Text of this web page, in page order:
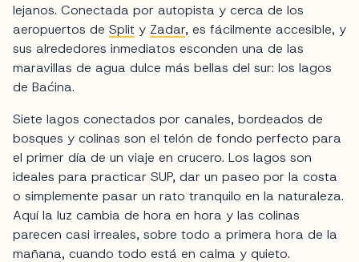
lejanos. Conectada por autopista y cerca de los
aeropuertos de Split y Zadar, es fácilmente accesible, y
sus alrededores inmediatos esconden una de las
maravillas de agua dulce más bellas del sur: los lagos
de Baćina.
Siete lagos conectados por canales, bordeados de
bosques y colinas son el telón de fondo perfecto para
el primer día de un viaje en crucero. Los lagos son
ideales para practicar SUP, dar un paseo por la costa
o simplemente pasar un rato tranquilo en la naturaleza.
Aquí la luz cambia de hora en hora y las colinas
parecen casi irreales, sobre todo a primera hora de la
mañana, cuando todo está en calma y quieto.